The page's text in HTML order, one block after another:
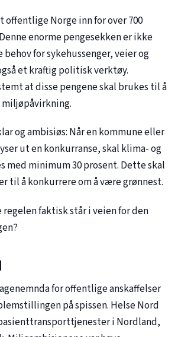
offentlige Norge inn for over 700
enorme pengesekken er ikke
for sykehussenger, veier og
et kraftig politisk verktøy.
at disse pengene skal brukes til å
og ambisiøs: Når en kommune eller
ut en konkurranse, skal klima- og
med minimum 30 prosent. Dette skal
til å konkurrere om å være grønnest.
regelen faktisk står i veien for den
for offentlige anskaffelser
på spissen. Helse Nord
i Nordland,